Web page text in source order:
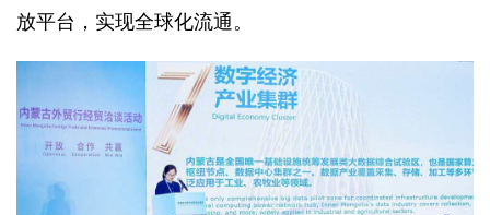
放平台，实现全球化流通。